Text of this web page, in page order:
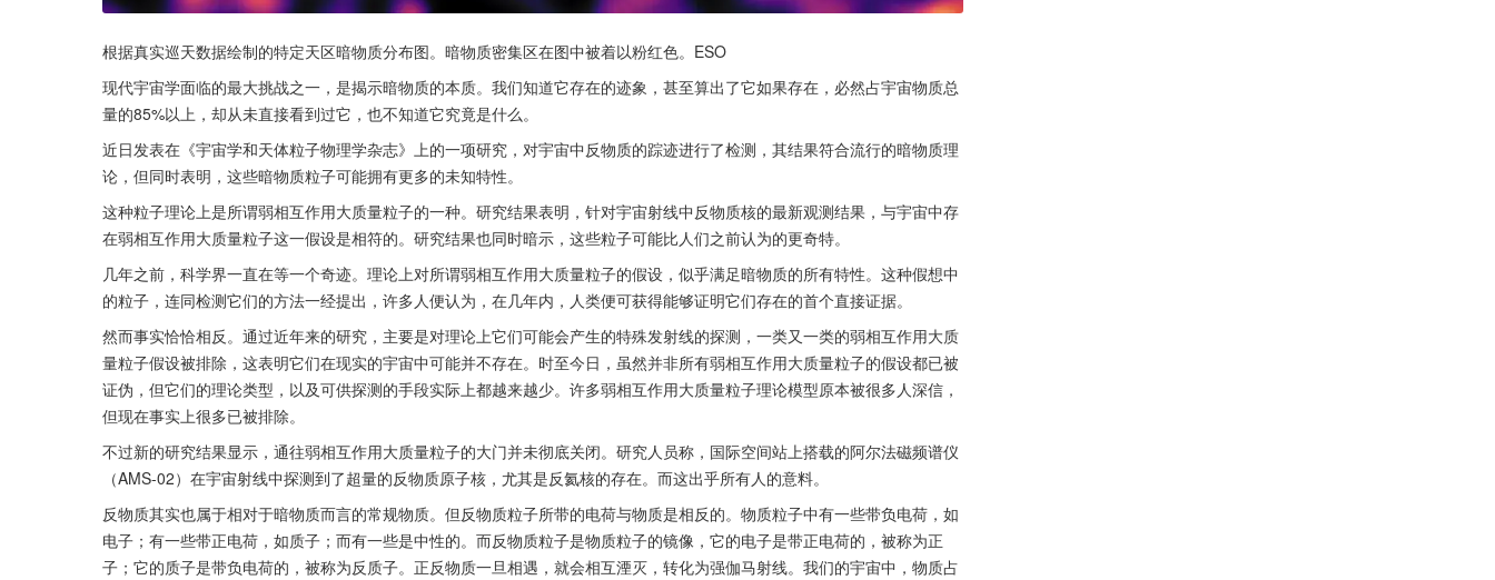
根据真实巡天数据绘制的特定天区暗物质分布图。暗物质密集区在图中被着以粉红色。ESO
现代宇宙学面临的最大挑战之一，是揭示暗物质的本质。我们知道它存在的迹象，甚至算出了它如果存在，必然占宇宙物质总
量的85%以上，却从未直接看到过它，也不知道它究竟是什么。
近日发表在《宇宙学和天体粒子物理学杂志》上的一项研究，对宇宙中反物质的踪迹进行了检测，其结果符合流行的暗物质理
论，但同时表明，这些暗物质粒子可能拥有更多的未知特性。
这种粒子理论上是所谓弱相互作用大质量粒子的一种。研究结果表明，针对宇宙射线中反物质核的最新观测结果，与宇宙中存
在弱相互作用大质量粒子这一假设是相符的。研究结果也同时暗示，这些粒子可能比人们之前认为的更奇特。
几年之前，科学界一直在等一个奇迹。理论上对所谓弱相互作用大质量粒子的假设，似乎满足暗物质的所有特性。这种假想中
的粒子，连同检测它们的方法一经提出，许多人便认为，在几年内，人类便可获得能够证明它们存在的首个直接证据。
然而事实恰恰相反。通过近年来的研究，主要是对理论上它们可能会产生的特殊发射线的探测，一类又一类的弱相互作用大质
量粒子假设被排除，这表明它们在现实的宇宙中可能并不存在。时至今日，虽然并非所有弱相互作用大质量粒子的假设都已被
证伪，但它们的理论类型，以及可供探测的手段实际上都越来越少。许多弱相互作用大质量粒子理论模型原本被很多人深信，
但现在事实上很多已被排除。
不过新的研究结果显示，通往弱相互作用大质量粒子的大门并未彻底关闭。研究人员称，国际空间站上搭载的阿尔法磁频谱仪
（AMS-02）在宇宙射线中探测到了超量的反物质原子核，尤其是反氦核的存在。而这出乎所有人的意料。
反物质其实也属于相对于暗物质而言的常规物质。但反物质粒子所带的电荷与物质是相反的。物质粒子中有一些带负电荷，如
电子；有一些带正电荷，如质子；而有一些是中性的。而反物质粒子是物质粒子的镜像，它的电子是带正电荷的，被称为正
子；它的质子是带负电荷的，被称为反质子。正反物质一旦相遇，就会相互湮灭，转化为强伽马射线。我们的宇宙中，物质占